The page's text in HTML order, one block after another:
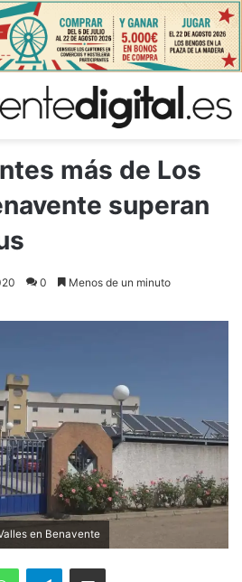
más de Los
superan
0 Menos de un minuto
en Benavente
WhatsAppTelegramCompartir via Email